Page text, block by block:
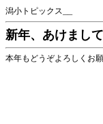
潟小トピックス__
新年、あけまし
本年もどうぞよろしくお